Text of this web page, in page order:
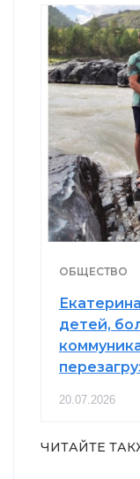
ОБЩЕСТВО
детей,
20.07.2026
ЧИТАЙТЕ